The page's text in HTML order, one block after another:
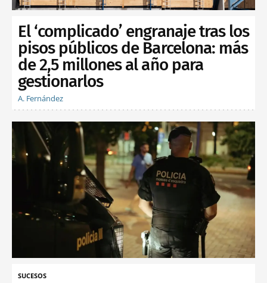
El ‘complicado’ engranaje tras los
pisos públicos de Barcelona: más
de 2,5 millones al año para
gestionarlos
A. Fernández
SUCESOS